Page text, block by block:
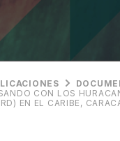
CON LOS
EN EL CARIBE,